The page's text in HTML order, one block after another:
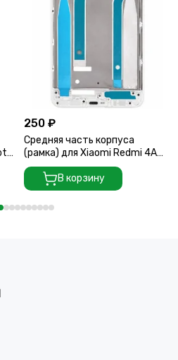
250 ₽
Средняя часть корпуса
(рамка) для Xiaomi Redmi 4A
White
В корзину